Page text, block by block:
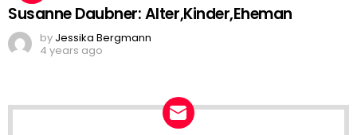
Susanne Daubner: Alter,Kinder,Eheman
by Jessika Bergmann
4 years ago